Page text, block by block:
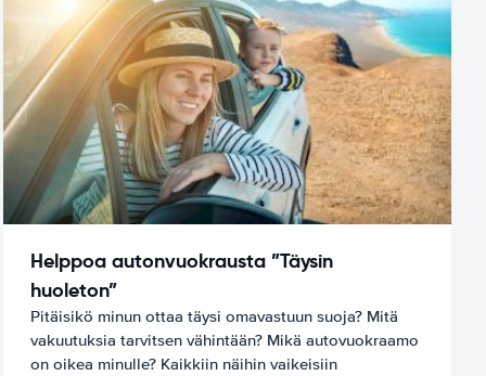
Helppoa autonvuokrausta ”Täysin
huoleton”
Pitäisikö minun ottaa täysi omavastuun suoja? Mitä
vakuutuksia tarvitsen vähintään? Mikä autovuokraamo
on oikea minulle? Kaikkiin näihin vaikeisiin